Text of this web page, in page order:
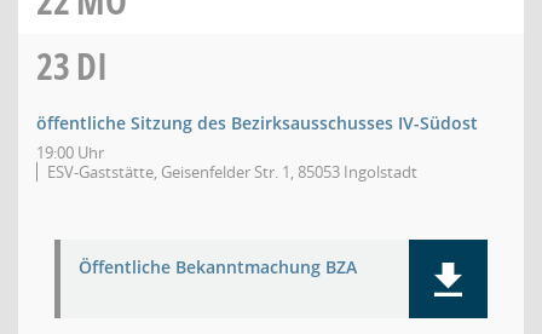
23DI
öffentliche Sitzung des Bezirksausschusses IV-Südost
19:00 Uhr
ESV-Gaststätte, Geisenfelder Str. 1, 85053 Ingolstadt
Öffentliche Bekanntmachung BZA